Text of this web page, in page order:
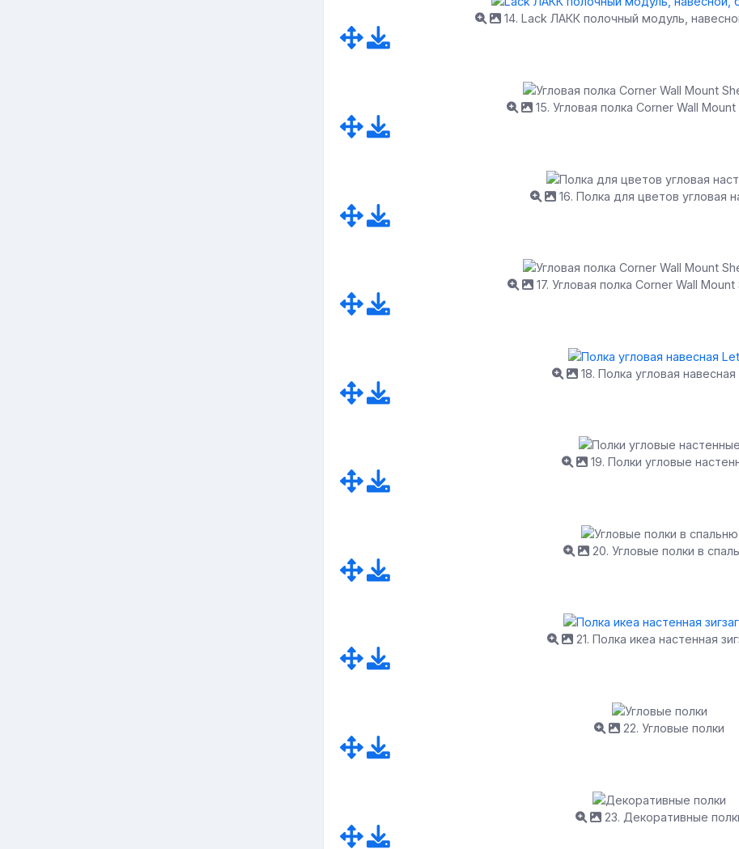
14. Lack ЛАКК полочный модуль,
15. Угловая полка Corner Wall
16. Полка для цветов угловая
17. Угловая полка Corner Wall
18. Полка угловая
19. Полки угловые
20. Угловые полки в
21. Полка икеа настенная
22. Угловые полки
23. Декоративные